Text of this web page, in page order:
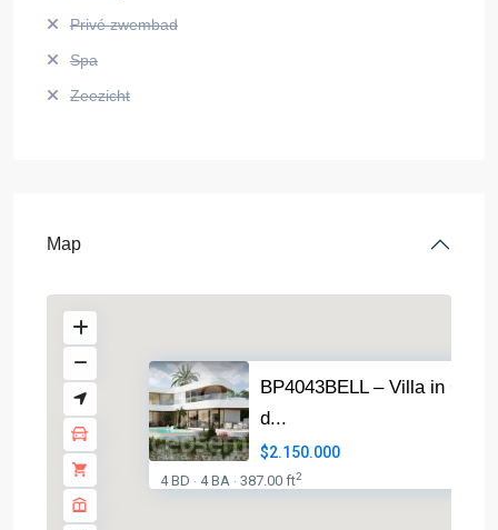
Privé zwembad
Spa
Zeezicht
Map
BP4043BELL – Villa in
d...
$2.150.000
4 BD · 4 BA · 387.00 ft2